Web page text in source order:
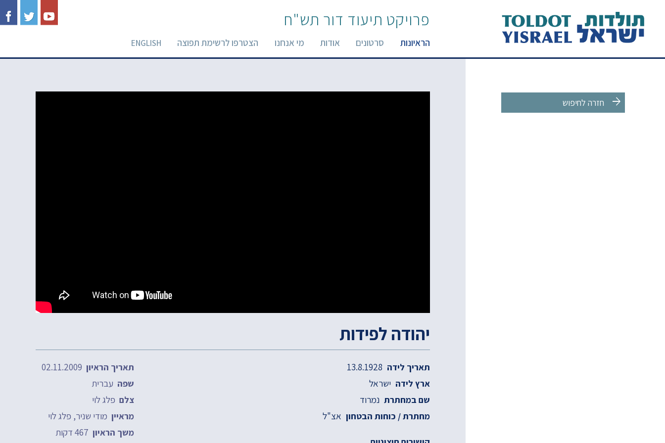
פרויקט תיעוד דור תש"ח
הראיונות סרטונים אודות מי אנחנו הצטרפו לרשימת תפוצה ENGLISH
arrow_forward חזרה לחיפוש
יהודה לפידות
תאריך לידה
ארץ לידה ישראל
שם במחתרת נמרוד
מחתרת / כוחות הבטחון אצ"ל
תאריך הראיון
שפה עברית
צלם פלג לוי
מראיין מודי שניר, פלג לוי
משך הראיון